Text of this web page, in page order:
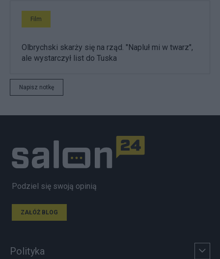
Film
Olbrychski skarży się na rząd. "Napluł mi w twarz",
ale wystarczył list do Tuska
Napisz notkę
Podziel się swoją opinią
ZAŁÓŻ BLOG
Polityka